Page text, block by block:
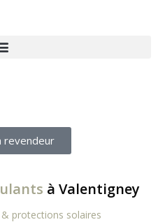
revendeur
à Valentigney
protections solaires